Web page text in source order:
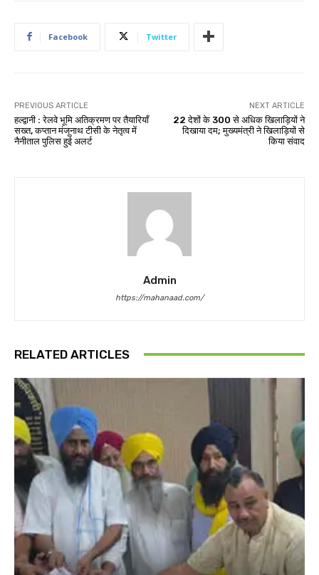
Facebook Twitter
PREVIOUS ARTICLE
हल्द्वानी : रेलवे भूमि अतिक्रमण पर तैयारियाँ
सख्त, कप्तान मंजूनाथ टीसी के नेतृत्व में
नैनीताल पुलिस हुई अलर्ट
NEXT ARTICLE
22 देशों के 300 से अधिक खिलाड़ियों ने
दिखाया दम; मुख्यमंत्री ने खिलाड़ियों से
किया संवाद
Admin
https://mahanaad.com/
RELATED ARTICLES